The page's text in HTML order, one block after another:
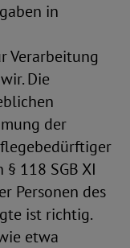
in
Verarbeitung
Die
der
118 SGB XI
Personen des
ist richtig.
etwa